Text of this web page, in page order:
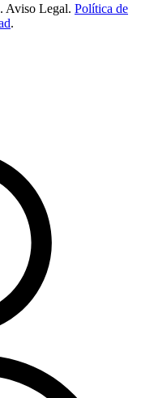
Aviso Legal. Política de
.